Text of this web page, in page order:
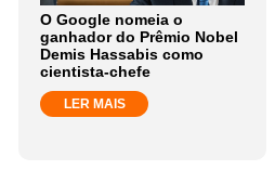
O Google nomeia o
ganhador do Prêmio Nobel
Demis Hassabis como
cientista-chefe
LER MAIS